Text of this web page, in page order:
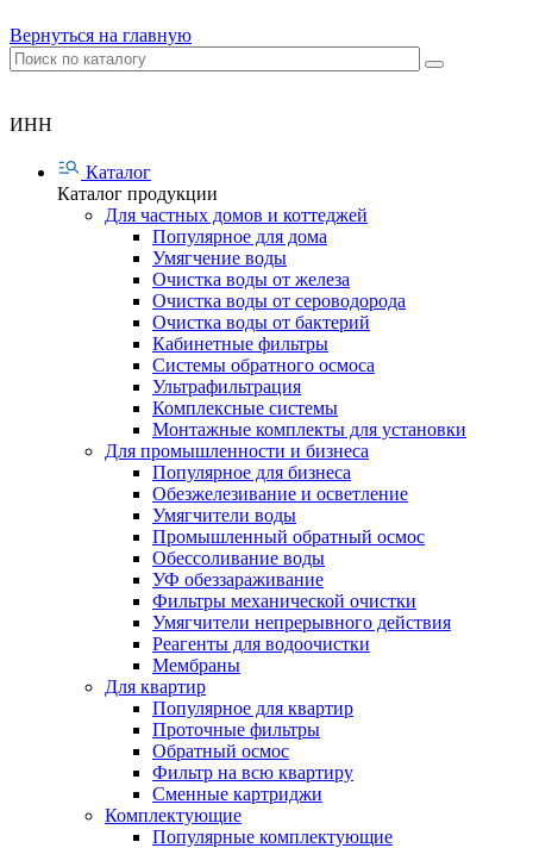
Вернуться на главную
ИНН
Каталог
Каталог продукции
Для частных домов и коттеджей
Популярное для дома
Умягчение воды
Очистка воды от железа
Очистка воды от сероводорода
Очистка воды от бактерий
Кабинетные фильтры
Системы обратного осмоса
Ультрафильтрация
Комплексные системы
Монтажные комплекты для установки
Для промышленности и бизнеса
Популярное для бизнеса
Обезжелезивание и осветление
Умягчители воды
Промышленный обратный осмос
Обессоливание воды
УФ обеззараживание
Фильтры механической очистки
Умягчители непрерывного действия
Реагенты для водоочистки
Мембраны
Для квартир
Популярное для квартир
Проточные фильтры
Обратный осмос
Фильтр на всю квартиру
Сменные картриджи
Комплектующие
Популярные комплектующие